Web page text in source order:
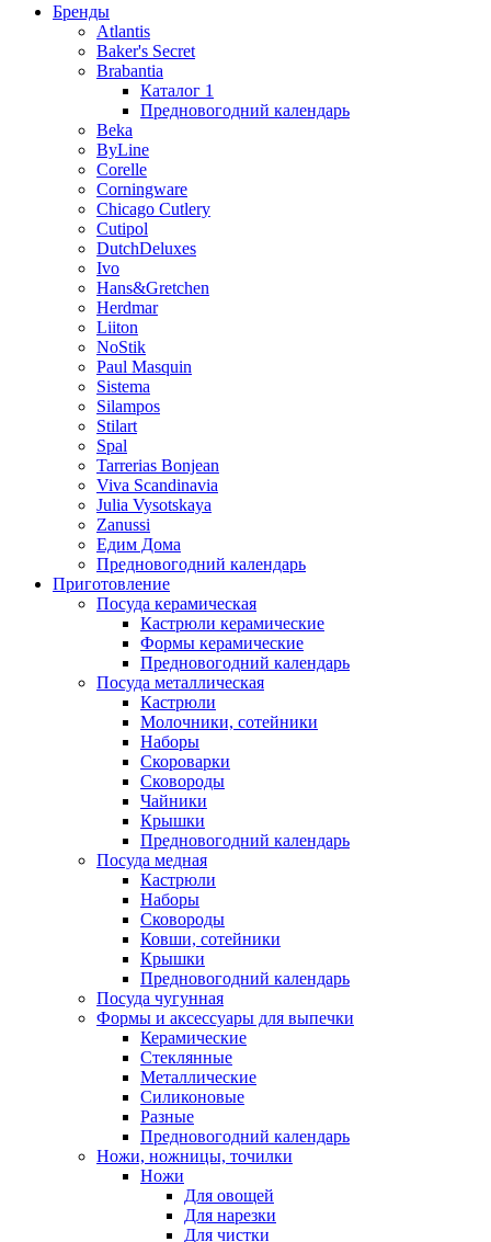
Бренды
Atlantis
Baker's Secret
Brabantia
Каталог 1
Предновогодний календарь
Beka
ByLine
Corelle
Corningware
Chicago Cutlery
Cutipol
DutchDeluxes
Ivo
Hans&Gretchen
Herdmar
Liiton
NoStik
Paul Masquin
Sistema
Silampos
Stilart
Spal
Tarrerias Bonjean
Viva Scandinavia
Julia Vysotskaya
Zanussi
Едим Дома
Предновогодний календарь
Приготовление
Посуда керамическая
Кастрюли керамические
Формы керамические
Предновогодний календарь
Посуда металлическая
Кастрюли
Молочники, сотейники
Наборы
Скороварки
Сковороды
Чайники
Крышки
Предновогодний календарь
Посуда медная
Кастрюли
Наборы
Сковороды
Ковши, сотейники
Крышки
Предновогодний календарь
Посуда чугунная
Формы и аксессуары для выпечки
Керамические
Стеклянные
Металлические
Силиконовые
Разные
Предновогодний календарь
Ножи, ножницы, точилки
Ножи
Для овощей
Для нарезки
Для чистки